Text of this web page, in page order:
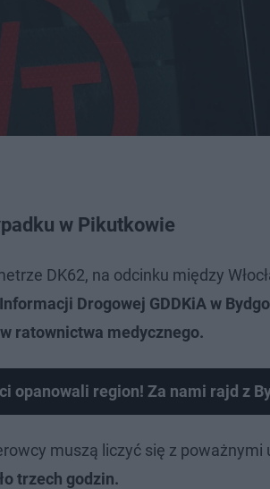
w Pikutkowie
DK62, na odcinku między
Drogowej GDDKiA w
ratownictwa medycznego.
opanowali region! Za nami rajd z
muszą liczyć się z poważnymi
trzech godzin.